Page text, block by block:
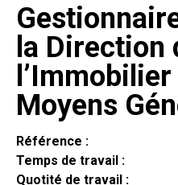
la Direction
Moyens
Référence :
Temps de travail :
Quotité de travail :